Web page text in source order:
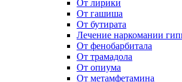
От лирики
От гашиша
От бутирата
Лечение наркомании
От фенобарбитала
От трамадола
От опиума
От метамфетамина